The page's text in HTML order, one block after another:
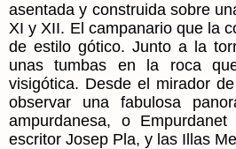
asentada y construida sobre
XI y XII. El campanario que la
de estilo gótico. Junto a la
unas tumbas en la roca
visigótica. Desde el mirador
observar una fabulosa
ampurdanesa, o
escritor Josep Pla, y las Illas